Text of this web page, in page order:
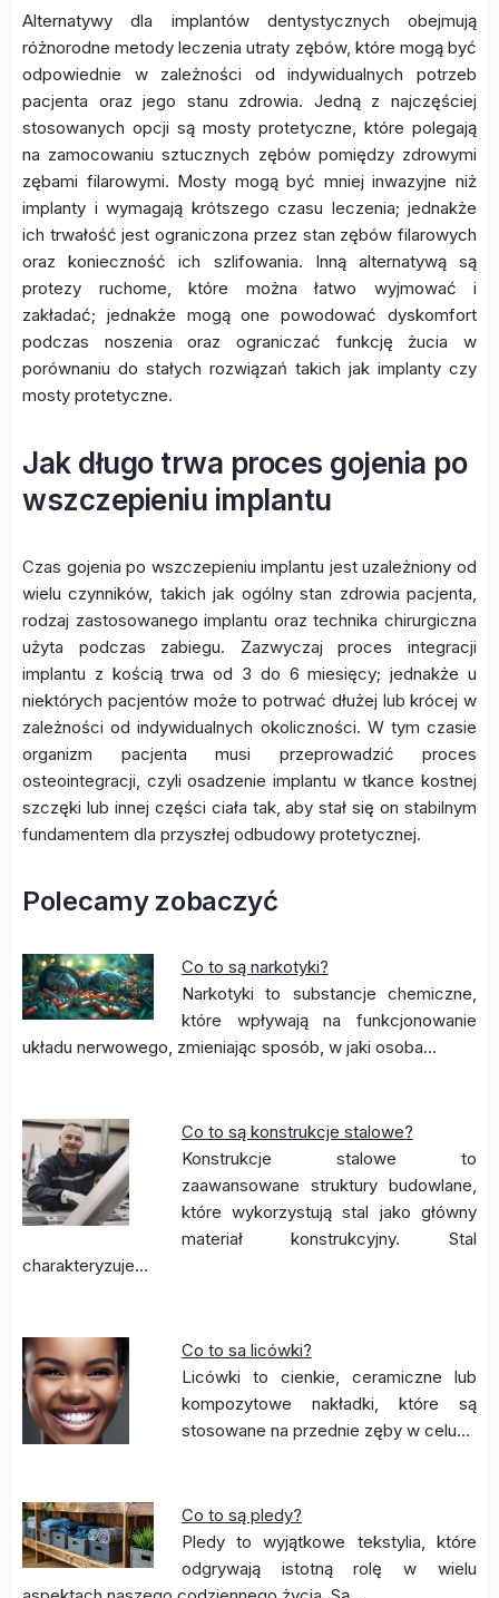
Alternatywy dla implantów dentystycznych obejmują
różnorodne metody leczenia utraty zębów, które mogą być
odpowiednie w zależności od indywidualnych potrzeb
pacjenta oraz jego stanu zdrowia. Jedną z najczęściej
stosowanych opcji są mosty protetyczne, które polegają
na zamocowaniu sztucznych zębów pomiędzy zdrowymi
zębami filarowymi. Mosty mogą być mniej inwazyjne niż
implanty i wymagają krótszego czasu leczenia; jednakże
ich trwałość jest ograniczona przez stan zębów filarowych
oraz konieczność ich szlifowania. Inną alternatywą są
protezy ruchome, które można łatwo wyjmować i
zakładać; jednakże mogą one powodować dyskomfort
podczas noszenia oraz ograniczać funkcję żucia w
porównaniu do stałych rozwiązań takich jak implanty czy
mosty protetyczne.
Jak długo trwa proces gojenia po
wszczepieniu implantu
Czas gojenia po wszczepieniu implantu jest uzależniony od
wielu czynników, takich jak ogólny stan zdrowia pacjenta,
rodzaj zastosowanego implantu oraz technika chirurgiczna
użyta podczas zabiegu. Zazwyczaj proces integracji
implantu z kością trwa od 3 do 6 miesięcy; jednakże u
niektórych pacjentów może to potrwać dłużej lub krócej w
zależności od indywidualnych okoliczności. W tym czasie
organizm pacjenta musi przeprowadzić proces
osteointegracji, czyli osadzenie implantu w tkance kostnej
szczęki lub innej części ciała tak, aby stał się on stabilnym
fundamentem dla przyszłej odbudowy protetycznej.
Polecamy zobaczyć
Co to są narkotyki?
Narkotyki to substancje chemiczne,
które wpływają na funkcjonowanie
układu nerwowego, zmieniając sposób, w jaki osoba…
Co to są konstrukcje stalowe?
Konstrukcje stalowe to
zaawansowane struktury budowlane,
które wykorzystują stal jako główny
materiał konstrukcyjny. Stal
charakteryzuje…
Co to sa licówki?
Licówki to cienkie, ceramiczne lub
kompozytowe nakładki, które są
stosowane na przednie zęby w celu…
Co to są pledy?
Pledy to wyjątkowe tekstylia, które
odgrywają istotną rolę w wielu